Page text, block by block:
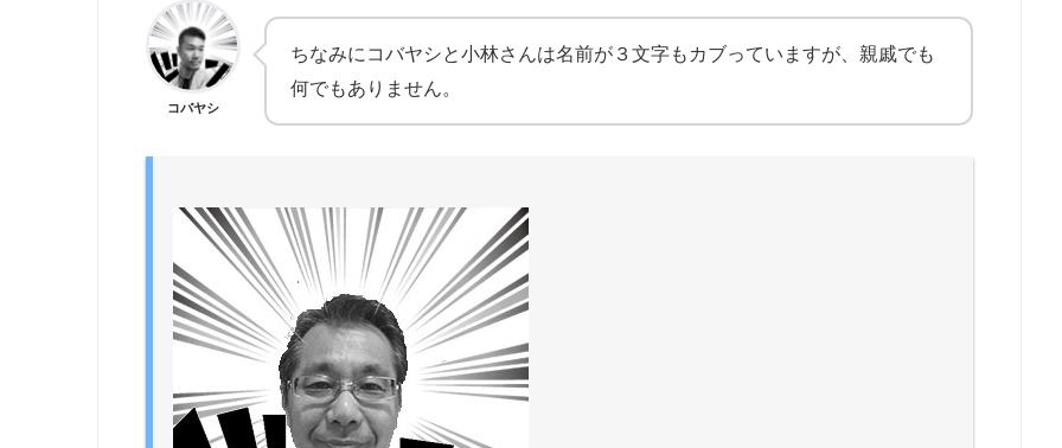
コバヤシ
ちなみにコバヤシと小林さんは名前が３文字もカブっていますが、親戚でも
何でもありません。